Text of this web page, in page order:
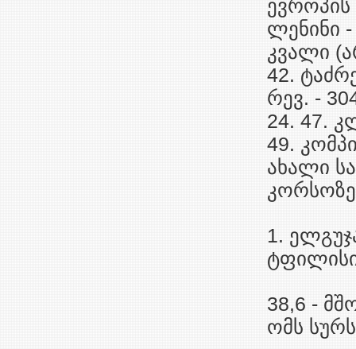
ევროპის
ლენინი
კვალი
42.
რევ. -
24. 47.
49.
ახალი
კორსოზე
1.
38,6 -
ომს